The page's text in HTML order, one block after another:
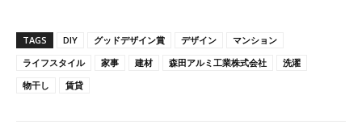
TAGS DIY グッドデザイン賞 デザイン
マンション
ライフスタイル
家事 建材 森田アルミ工業株式会社
洗濯
物干し
賃貸